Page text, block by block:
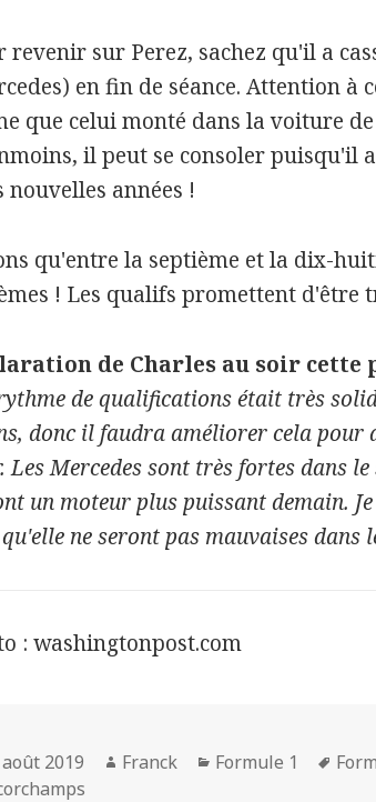
revenir sur Perez, sachez qu'il a
en fin de séance. Attention à
que celui monté dans la voiture
il peut se consoler puisqu'il
nouvelles années !
qu'entre la septième et la dix-
! Les qualifs promettent d'être
de Charles au soir cette
de qualifications était très
donc il faudra améliorer cela pour
Les Mercedes sont très fortes dans le
un moteur plus puissant demain.
ne seront pas mauvaises dans
: washingtonpost.com
2019 Auteur
Franck Catégories
Formule 1